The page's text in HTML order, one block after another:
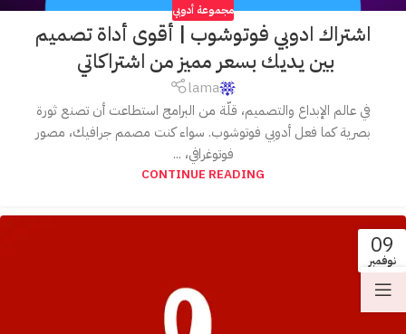
مجموعة أدوبي
اشتراك ادوبي فوتوشوب | أقوى أداة تصميم
بين يديك بسعر مميز من اشتراكاتي
lama
في عالم الإبداع والتصميم، قلّة من البرامج استطاعت أن تصنع ثورة
بصرية كما فعل أدوبي فوتوشوب. سواء كنت مصمم جرافيك، مصور
فوتوغرافي، ...
CONTINUE READING
09
نوفمبر